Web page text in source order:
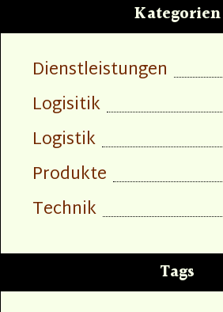
Kategorien
Dienstleistungen
Logisitik
Logistik
Produkte
Technik
Tags